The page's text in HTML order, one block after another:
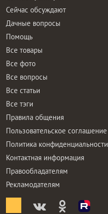
Сейчас обсуждают
Дачные вопросы
Помощь
Все товары
Все фото
Все вопросы
Все статьи
Все тэги
Правила общения
Пользовательское соглашение
Политика конфиденциальности
Контактная информация
Правообладателям
Рекламодателям